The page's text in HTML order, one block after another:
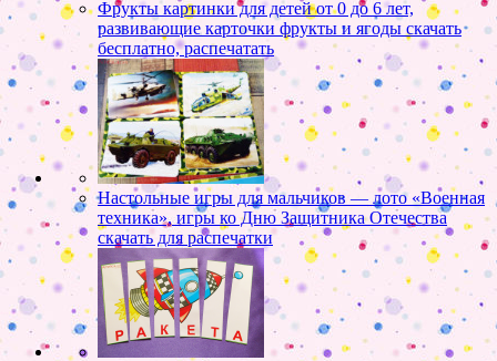
Фрукты картинки для детей от 0 до 6 лет,
развивающие карточки фрукты и ягоды скачать
бесплатно, распечатать
Настольные игры для мальчиков — лото «Военная
техника», игры ко Дню Защитника Отечества
скачать для распечатки